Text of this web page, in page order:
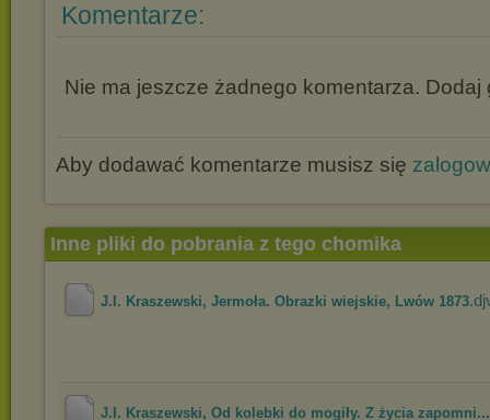
Komentarze:
Nie ma jeszcze żadnego komentarza. Dodaj
Aby dodawać komentarze musisz się
Inne pliki do pobrania z tego chomika
J.I. Kraszewski, Jermoła. Obrazki wiejskie, Lwów 1873
J.I. Kraszewski, Od kolebki do mogiły. Z życia zapomni...